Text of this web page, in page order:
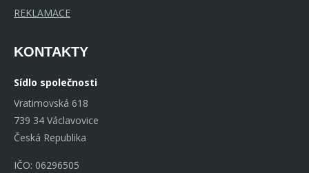
REKLAMACE
KONTAKTY
Sídlo společnosti
Vratimovská 618
739 34 Václavovice
Česká Republika
IČO: 06296505